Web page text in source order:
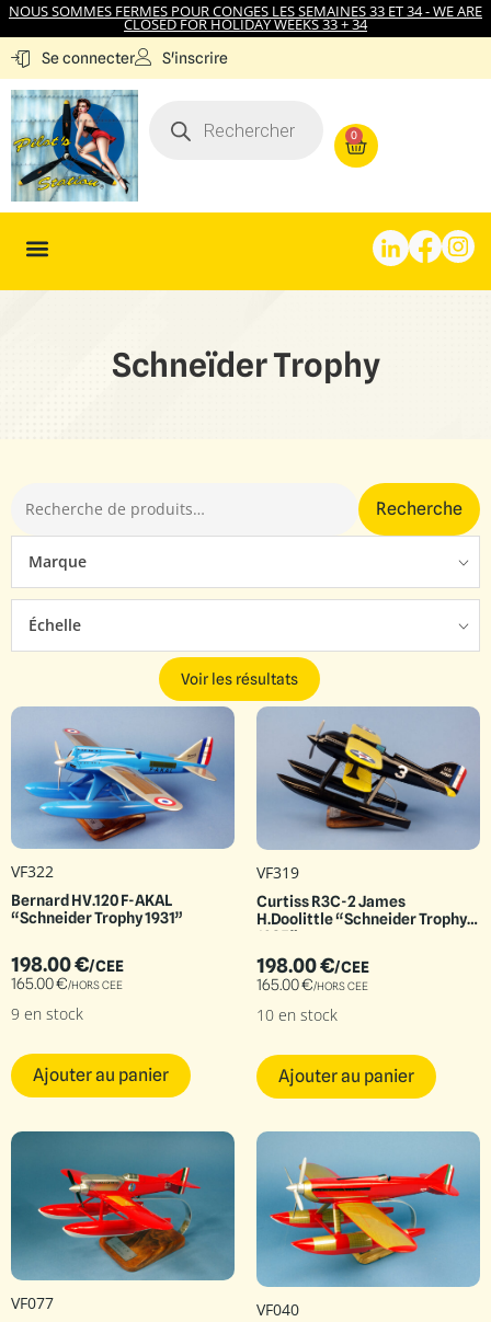
NOUS SOMMES FERMES POUR CONGES LES SEMAINES 33 ET 34 - WE ARE
CLOSED FOR HOLIDAY WEEKS 33 + 34
Se connecter S'inscrire
0
Schneïder Trophy
Recherche
Marque
Échelle
Voir les résultats
VF322
Bernard HV.120 F-AKAL
“Schneider Trophy 1931”
198.00€/CEE
165.00€/HORS CEE
9 en stock
Ajouter au panier
VF319
Curtiss R3C-2 James
H.Doolittle “Schneider Trophy
1925”
198.00€/CEE
165.00€/HORS CEE
10 en stock
Ajouter au panier
VF077 VF040